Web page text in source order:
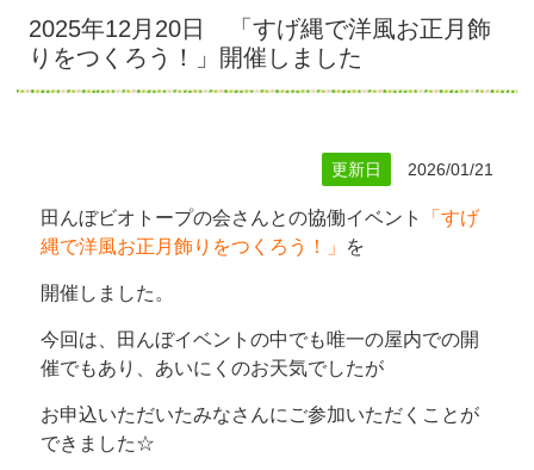
2025年12月20日 「すげ縄で洋風お正月飾
りをつくろう！」開催しました
更新日 2026/01/21
田んぼビオトープの会さんとの協働イベント
「すげ
縄で洋風お正月飾りをつくろう！」 を
開催しました。
今回は、田んぼイベントの中でも唯一の屋内での開
催でもあり、あいにくのお天気でしたが
お申込いただいたみなさんにご参加いただくことが
できました☆